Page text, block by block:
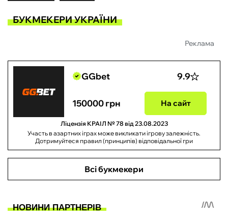
БУКМЕКЕРИ УКРАЇНИ
Реклама
GGbet 9.9
150000 грн На сайт
Ліцензія КРАІЛ № 78 від 23.08.2023
Участь в азартних іграх може викликати ігрову залежність.
Дотримуйтеся правил (принципів) відповідальної гри
Всі букмекери